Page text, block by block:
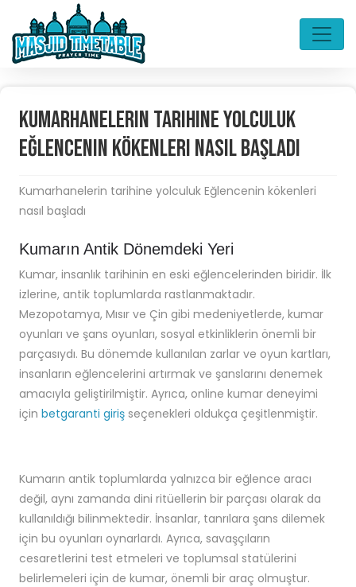
Kumarhanelerin tarihine yolculuk
Eğlencenin kökenleri nasıl başladı
Kumarhanelerin tarihine yolculuk Eğlencenin kökenleri
nasıl başladı
Kumarın Antik Dönemdeki Yeri
Kumar, insanlık tarihinin en eski eğlencelerinden biridir. İlk
izlerine, antik toplumlarda rastlanmaktadır.
Mezopotamya, Mısır ve Çin gibi medeniyetlerde, kumar
oyunları ve şans oyunları, sosyal etkinliklerin önemli bir
parçasıydı. Bu dönemde kullanılan zarlar ve oyun kartları,
insanların eğlencelerini artırmak ve şanslarını denemek
amacıyla geliştirilmiştir. Ayrıca, online kumar deneyimi
için betgaranti giriş seçenekleri oldukça çeşitlenmiştir.
Kumarın antik toplumlarda yalnızca bir eğlence aracı
değil, aynı zamanda dini ritüellerin bir parçası olarak da
kullanıldığı bilinmektedir. İnsanlar, tanrılara şans dilemek
için bu oyunları oynarlardı. Ayrıca, savaşçıların
cesaretlerini test etmeleri ve toplumsal statülerini
belirlemeleri için de kumar, önemli bir araç olmuştur.